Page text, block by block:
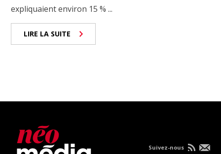
expliquaient environ 15 % ...
LIRE LA SUITE
Suivez-nous